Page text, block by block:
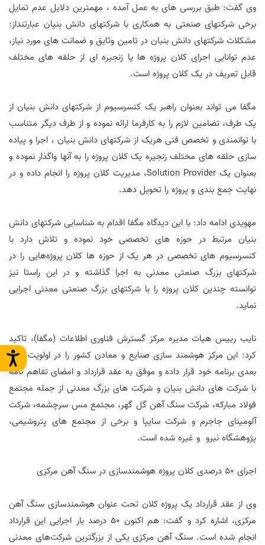
وی گفت: طبق بررسی های به عمل آمده ، مهمترین دلایل عدم تمایل
برخی شرکتهای صنعتی به همکاری با شرکتهای دانش بنیان عبارتنداز:
مشکلات شرکتهای دانش بنیان در تامین وثایق و ضمانت های مورد نیاز،
عدم توانایی اجرای کلان پروژه ها یا زنجیره ای از حلقه های مختلف
قابل تعریف در یک کلان پروژه است.
مگفا می تواند بعنوان راهبر یک کنسرسیوم از شرکتهای دانش بنیان از
یک طرف، تضامین لازم را به کارفرما ارائه نموده و از طرف دیگر متناسب
با توانمندی و تخصص فنی هریک از شرکتهای دانش بنیان ، اجرا و پیاده
سازی حلقه های مختلف زنجیره یک کلان پروژه را به آنها واگذار نموده و
بعنوان یک Solution Provider، مدیریت کلان پروژه را انجام داده و در
نهایت جمع بندی و پروژه را تحویل دهد.
مهویدی ادامه داد: با این دیدگاه مگفا اقدام به شناسایی شرکتهای دانش
بنیان مرتبط در حوزه های تخصصی خود نموده و تلاش دارد با
کنسرسیوم های تخصصی در هر یک از حوزه ها کلان پروژه‌هایی را در
شرکتهای بزرگ صنعتی معدنی به اجرا گذاشته و در این راستا نیز
توانسته چندین کلان پروژه را با شرکتهای بزرگ صنعتی معدنی اجرایی
نماید.
نایب رییس هیات مدیره مرکز گسترش فناوری اطلاعات (مگفا)، تاکید
کرد: این مرکز هوشمند سازی صنایع و معادن کشور را در اولویت های
بعدی برنامه خود قرار داده و موفق به عقد قرارداد و امضای تفاهم نامه
با شرکت های دانش بنیان و شرکت های بزرگ معدنی از جمله مجتمع
فولاد مبارکه، شرکت سنگ آهن گل گهر، مجتمع مس سرچشمه، شرکت
آلومینای جاجرم و شرکت سایپا و برخی از مجتمع های پتروشیمی،
پژوهشگاه نیرو و غیره شده است.
اجرای 50 درصدی کلان پروژه هوشمندسازی در سنگ آهن مرکزی
وی از عقد قرارداد یک پروژه کلان تحت عنوان هوشمندسازی سنگ آهن
مرکزی، اشاره کرد و گفت: هم اکنون ۵۰ درصد بار اجرایی این قرارداد
انجام شده است. سنگ آهن مرکزی یکی از بزرگترین شرکت‌های معدنی